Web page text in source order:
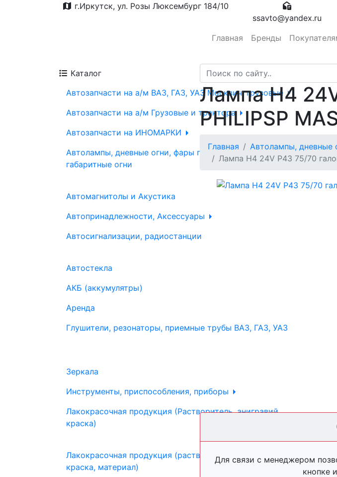
г.Иркутск, ул. Розы Люксембург 184/10
ssavto@yandex.ru
Главная Бренды
Каталог
Автозапчасти на а/м ВАЗ, ГАЗ, УАЗ Москвич, грузовые
Автозапчасти на а/м Грузовые и трактора
Автозапчасти на ИНОМАРКИ
Автолампы, дневные огни, фары противотуманные,
габаритные огни
Автомагнитолы и Акустика
Автопринадлежности, Аксессуары
Автосигнализации, радиостанции
Автостекла
АКБ (аккумулятры)
Аренда
Глушители, резонаторы, приемные трубы ВАЗ, ГАЗ, УАЗ
Зеркала
Инструменты, приспособления, приборы
Лакокрасочная продукция (Растворитель, анигравий,
краска)
Лакокрасочная продукция (растворитель, анигравий,
краска, материал)
Лампа Н4
PHILIPSP
Главная
Автолампы, дневные
Лампа Н4 24V Р43 75/70
Для связи с менеджером
кнопке